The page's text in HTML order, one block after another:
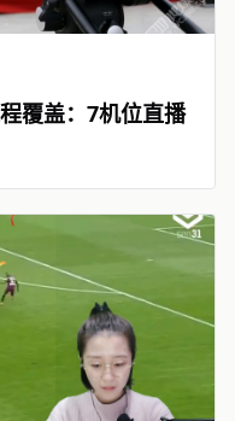
覆盖：7机位直播